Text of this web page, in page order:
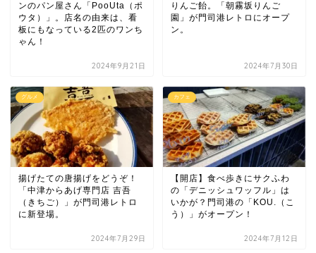
ンのパン屋さん「PooUta（ポ
ウタ）」。店名の由来は、看
板にもなっている2匹のワンち
ゃん！
2024年9月21日
りんご飴。「朝霧坂りんご
園」が門司港レトロにオープ
ン。
2024年7月30日
グルメ
揚げたての唐揚げをどうぞ！
「中津からあげ専門店 吉吾
（きちご）」が門司港レトロ
に新登場。
2024年7月29日
カフェ
【開店】食べ歩きにサクふわ
の「デニッシュワッフル」は
いかが？門司港の「KOU.（こ
う）」がオープン！
2024年7月12日